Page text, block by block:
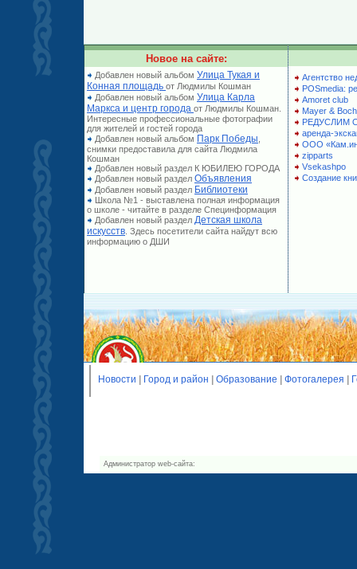
Новое на сайте:
Добавлен новый альбом Улица Тукая и
Конная площадь от Людмилы Кошман
Добавлен новый альбом Улица Карла
Маркса и центр города от Людмилы Кошман.
Интересные профессиональные фотографии
для жителей и гостей города
Добавлен новый альбом Парк Победы
снимки предоставила для сайта Людмила
Кошман
Добавлен новый раздел К ЮБИЛЕЮ ГОРОДА
Добавлен новый раздел Объявления
Добавлен новый раздел Библиотеки
Школа №1 - выставлена полная информация
о школе - читайте в разделе Специнформация
Добавлен новый раздел Детская школа
искусств . Здесь посетители сайта найдут всю
информацию о ДШИ
Агентство
POSmedia:
Amoret club
Mayer & Boch
РЕДУСЛИМ
аренда-
ООО
zipparts
Vsekashpo
Создание
Новости Город и район Образование Фотогалерея
Администратор web-сайта: